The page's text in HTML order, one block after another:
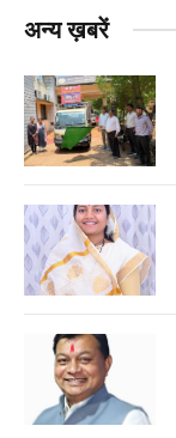
अन्य ख़बरें